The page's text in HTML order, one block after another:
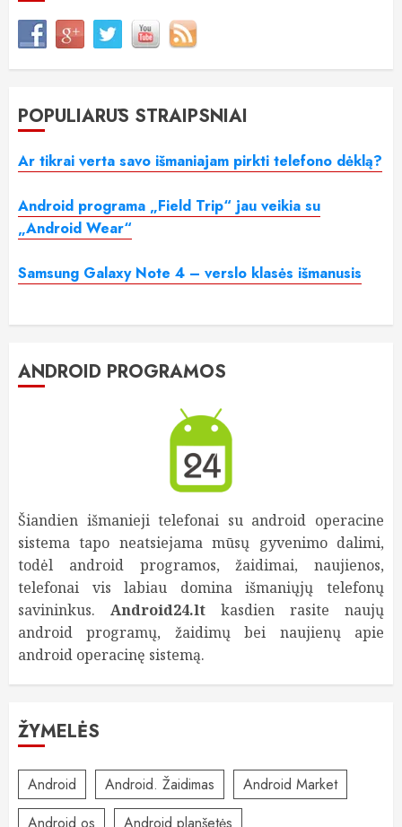
POPULIARŪS STRAIPSNIAI
Ar tikrai verta savo išmaniajam pirkti telefono dėklą?
Android programa „Field Trip“ jau veikia su
„Android Wear“
Samsung Galaxy Note 4 – verslo klasės išmanusis
ANDROID PROGRAMOS
Šiandien išmanieji telefonai su android operacine
sistema tapo neatsiejama mūsų gyvenimo dalimi,
todėl android programos, žaidimai, naujienos,
telefonai vis labiau domina išmaniųjų telefonų
savininkus. Android24.lt kasdien rasite naujų
android programų, žaidimų bei naujienų apie
android operacinę sistemą.
ŽYMELĖS
Android Android. Žaidimas
Android Market
Android os
Android planšetės